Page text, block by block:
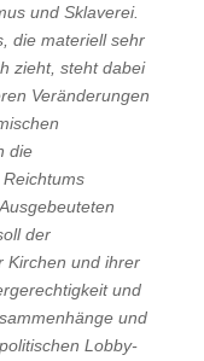
und Sklaverei.
die materiell sehr
zieht, steht dabei
Veränderungen
die
der
Kirchen und ihrer
und
und
Lobby-